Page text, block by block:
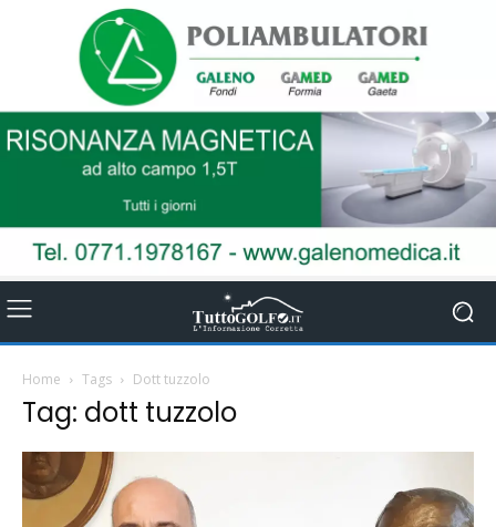
Home Tags Dott tuzzolo
Tag: dott tuzzolo